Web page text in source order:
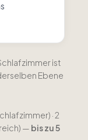
ist
Ebene
· 2
— bis zu 5